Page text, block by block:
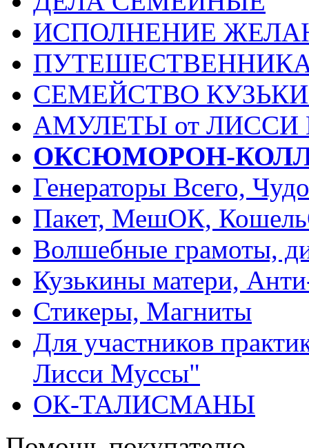
ИСПОЛНЕНИЕ
СЕМЕЙСТВО
АМУЛЕТЫ от
ОКСЮМОРОН-
Генераторы Всего,
Пакет, МешОК,
Волшебные грамоты,
Кузькины матери,
Стикеры, Магниты
Для участников
Лисси Муссы"
ОК-ТАЛИСМАНЫ